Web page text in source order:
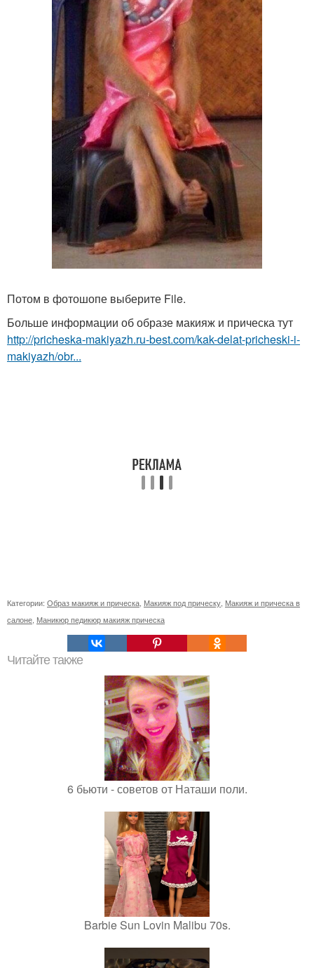
Потом в фотошопе выберите File.
Больше информации об образе макияж и прическа тут
http://pricheska-makiyazh.ru-best.com/kak-delat-pricheski-i-
makiyazh/obr...
Категории: Образ макияж и прическа Макияж под прическу Макияж и прическа в
салоне Маникюр педикюр макияж прическа
Читайте также
6 бьюти - советов от Наташи поли.
Barbie Sun Lovin Malibu 70s.